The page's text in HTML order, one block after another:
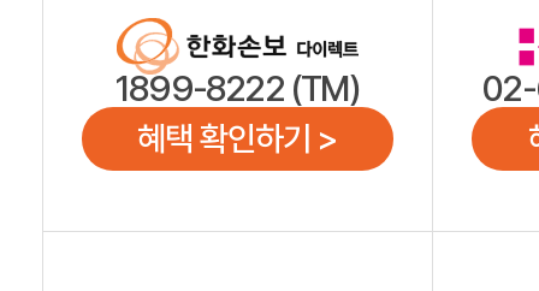
1899-8222 (TM)
혜택 확인하기 >